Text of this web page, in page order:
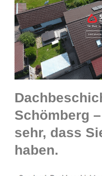
Schömberg
sehr, dass
haben.